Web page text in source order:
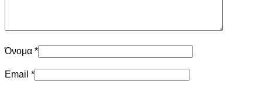
Όνομα *
Email *